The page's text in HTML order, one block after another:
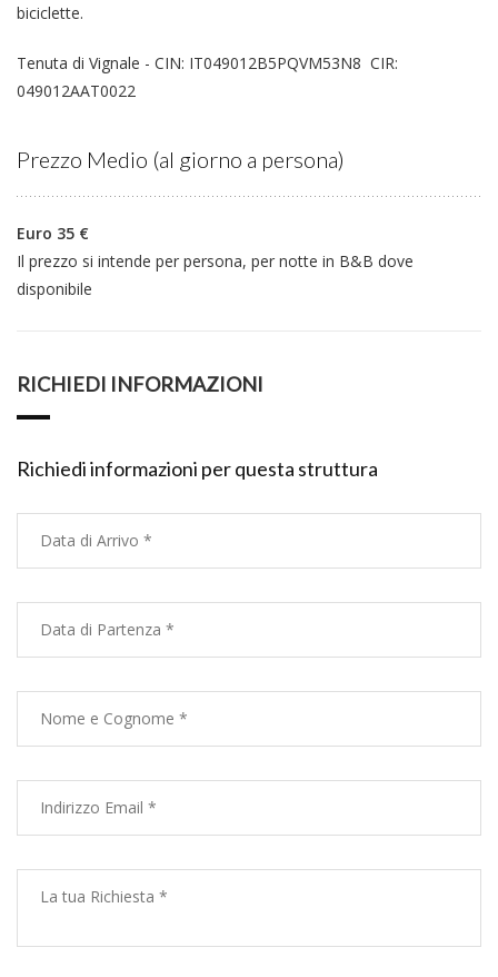
biciclette.
Tenuta di Vignale - CIN: IT049012B5PQVM53N8 CIR:
049012AAT0022
Prezzo Medio (al giorno a persona)
Euro 35 €
Il prezzo si intende per persona, per notte in B&B dove
disponibile
RICHIEDI INFORMAZIONI
Richiedi informazioni per questa struttura